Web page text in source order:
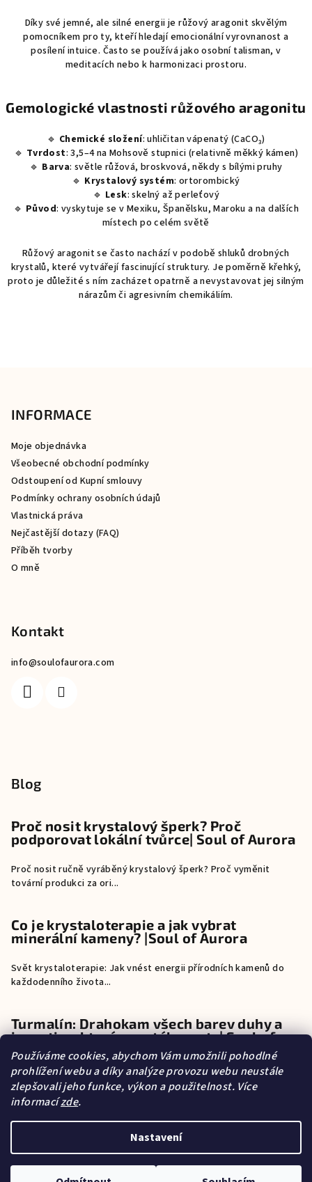
Používáme cookies, abychom Vám umožnili pohodlné
prohlížení webu a díky analýze provozu webu neustále
zlepšovali jeho funkce, výkon a použitelnost. Více
informacízde.
Nastavení
y
v
ý
p
u
Díky své jemné, ale silné energii je růžový aragonit skvělým
pomocníkem pro ty, kteří hledají emocionální vyrovnanost a
posílení intuice. Často se používá jako osobní talisman, v
meditacích nebo k harmonizaci prostoru.
Gemologické vlastnosti růžového aragonitu
🔹 Chemické složení: uhličitan vápenatý (CaCO₃)
🔹 Tvrdost: 3,5–4 na Mohsově stupnici (relativně měkký kámen)
🔹 Barva: světle růžová, broskvová, někdy s bílými pruhy
🔹 Krystalový systém: ortorombický
🔹 Lesk: skelný až perleťový
🔹 Původ: vyskytuje se v Mexiku, Španělsku, Maroku a na dalších
místech po celém světě
Růžový aragonit se často nachází v podobě shluků drobných
krystalů, které vytvářejí fascinující struktury. Je poměrně křehký,
proto je důležité s ním zacházet opatrně a nevystavovat jej silným
nárazům či agresivním chemikáliím.
INFORMACE
Moje objednávka
Všeobecné obchodní podmínky
Odstoupení od Kupní smlouvy
Podmínky ochrany osobních údajů
Vlastnická práva
Nejčastější dotazy (FAQ)
Příběh tvorby
O mně
Kontakt
info@soulofaurora.com
Blog
Proč nosit krystalový šperk? Proč
podporovat lokální tvůrce| Soul of Aurora
Proč nosit ručně vyráběný krystalový šperk? Proč vyměnit
tovární produkci za ori...
Co je krystaloterapie a jak vybrat
minerální kameny? |Soul of Aurora
Svět krystaloterapie: Jak vnést energii přírodních kamenů do
každodenního života...
Turmalín: Drahokam všech barev duhy a
investice, která neustále roste| Soul of
Aurora
Turmalín: Drahokam všech barev duhy a investice, která neustále
roste Pokud exi...
O mně
SOUL OF AURORA